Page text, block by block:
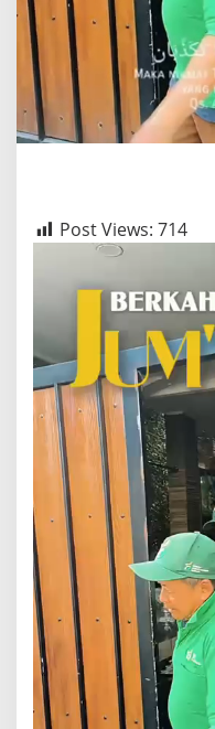
Post Views: 714